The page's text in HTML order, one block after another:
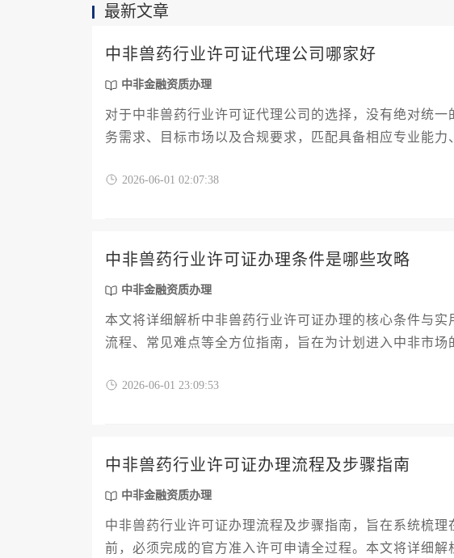
最新文章
中非兽药行业许可证代理公司哪家好
中非金融资质办理
对于中非兽药行业许可证代理公司的选择，没有绝对统
务需求、目标市场以及合规要求，匹配具备相应专业能
2026-06-01 02:07:38
中非兽药行业许可证办理条件是哪些攻略
中非金融资质办理
本文将详细解析中非兽药行业许可证办理的核心条件与
流程、常见难点等全方位指南，旨在为计划进入中非市
2026-06-01 23:09:53
中非兽药行业许可证办理流程及步骤指南
中非金融资质办理
中非兽药行业许可证办理流程及步骤指南，旨在系统梳
前，必须完成的官方准入许可申请全过程。本文将详细